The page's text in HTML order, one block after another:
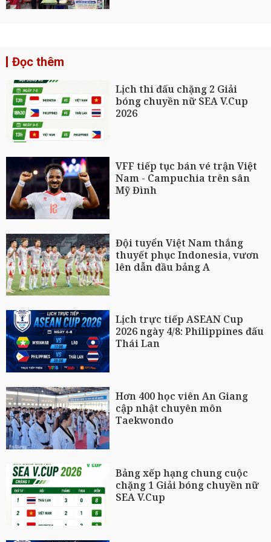
Đọc thêm
Lịch thi đấu chặng 2 Giải
bóng chuyền nữ SEA V.Cup
2026
VFF tiếp tục bán vé trận Việt
Nam - Campuchia trên sân
Mỹ Đình
Đội tuyển Việt Nam thắng
thuyết phục Indonesia, vươn
lên dẫn đầu bảng A
Lịch trực tiếp ASEAN Cup
2026 ngày 4/8: Philippines đấu
Thái Lan
Hơn 400 học viên An Giang
cập nhật chuyên môn
Taekwondo
Bảng xếp hạng chung cuộc
chặng 1 Giải bóng chuyền nữ
SEA V.Cup